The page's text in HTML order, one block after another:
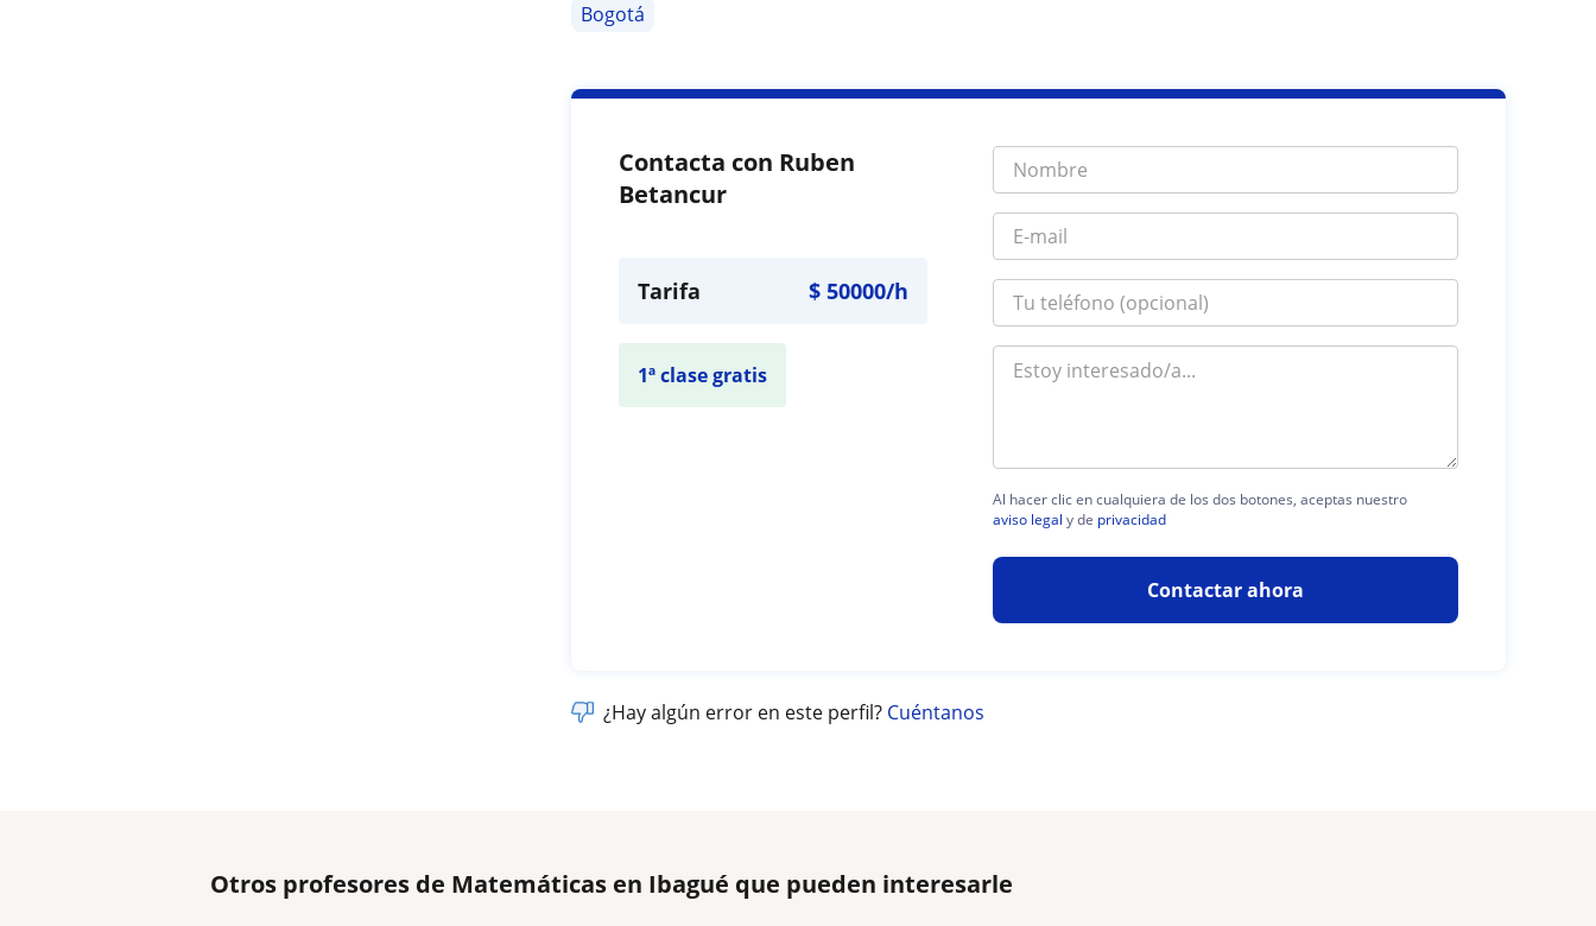
Bogotá
Contacta con Ruben
Betancur
Tarifa $50000/h
1ª clase gratis
Al hacer clic en cualquiera de los dos botones, aceptas nuestro
aviso legal y de privacidad
Contactar ahora
¿Hay algún error en este perfil? Cuéntanos
Otros profesores de Matemáticas en Ibagué que pueden interesarle